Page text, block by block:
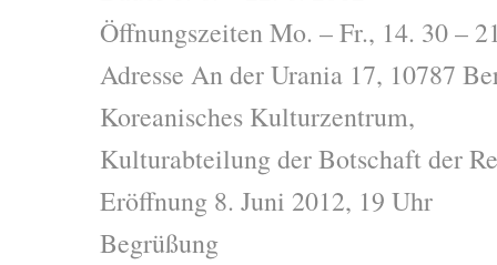
Öffnungszeiten Mo. – Fr., 14. 30 –
Adresse An der Urania 17, 10787
Koreanisches Kulturzentrum,
Kulturabteilung der Botschaft der
Eröffnung 8. Juni 2012, 19 Uhr
Begrüßung